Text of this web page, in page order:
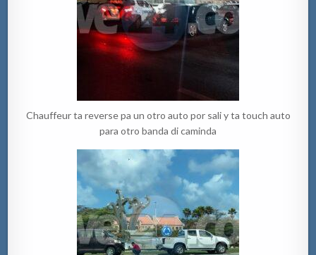
Chauffeur ta reverse pa un otro auto por sali y ta touch auto
para otro banda di caminda